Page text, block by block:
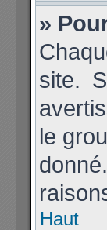
»
site.
le
Haut